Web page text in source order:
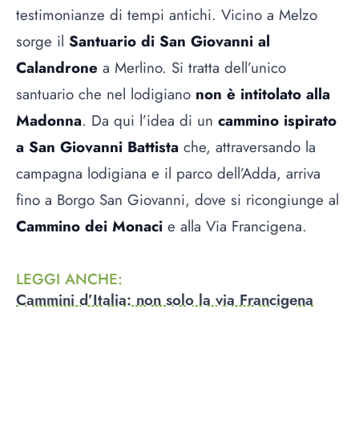
testimonianze di tempi antichi. Vicino a Melzo
sorge il Santuario di San Giovanni al
Calandrone a Merlino. Si tratta dell’unico
santuario che nel lodigiano non è intitolato alla
Madonna. Da qui l’idea di un cammino ispirato
a San Giovanni Battista che, attraversando la
campagna lodigiana e il parco dell’Adda, arriva
fino a Borgo San Giovanni, dove si ricongiunge al
Cammino dei Monaci e alla Via Francigena.
LEGGI ANCHE:
Cammini d’Italia: non solo la via Francigena